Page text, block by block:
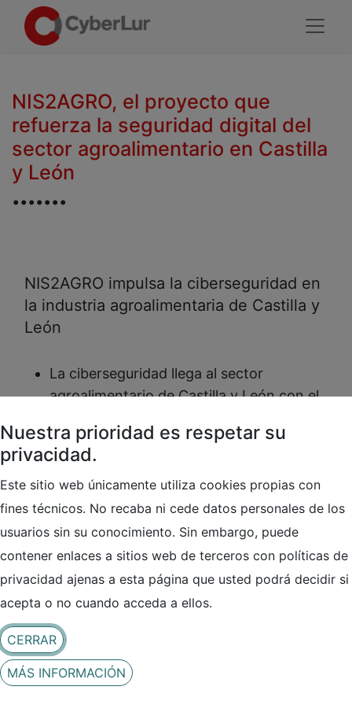
NIS2AGRO, el proyecto que
refuerza la seguridad digital del
sector agroalimentario en Castilla
y León
.......
NIS2AGRO impulsa la ciberseguridad en
la industria agroalimentaria de Castilla y
León
La ciberseguridad llega al sector
agroalimentario de Castilla y León con el
reforzar la protección digital del sector
frente a amenazas cibernéticas, impulsar
una transformación digital segura y
fomentar una cultura digital en toda la
cadena de valor.
Bajo el lema “NIS2 como semilla de
seguridad y sostenibilidad digital”, la
iniciativa contempla acciones de
sensibilización, formación especializada y
asesoramiento, dirigidas a capacitar a
empresas y profesionales en buenas
Nuestra prioridad es respetar su
privacidad.
Este sitio web únicamente utiliza cookies propias con
fines técnicos. No recaba ni cede datos personales de los
usuarios sin su conocimiento. Sin embargo, puede
contener enlaces a sitios web de terceros con políticas de
privacidad ajenas a esta página que usted podrá decidir si
acepta o no cuando acceda a ellos.
CERRAR
MÁS INFORMACIÓN